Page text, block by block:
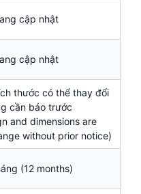
cập nhật
cập nhật
thước có thể thay đổi
cần báo trước
and dimensions are
without prior notice)
(12 months)